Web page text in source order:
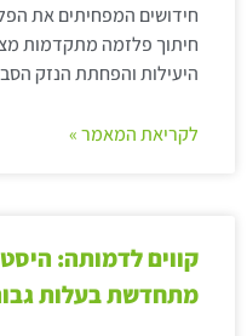
חידושים המפחיתים את
חיתוך פלזמה מתקדמות
היעילות והפחתת הנזק
לקריאת המאמר »
קווים לדמותה:
מתחדשת בעלות